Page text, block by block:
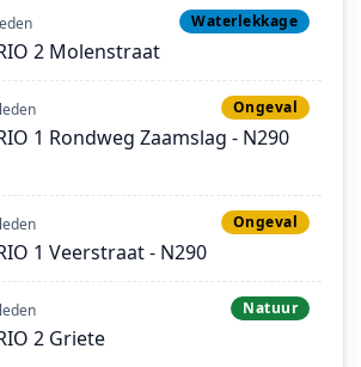
Waterlekkage
2 Molenstraat
Ongeval
1 Rondweg Zaamslag - N290
Ongeval
1 Veerstraat - N290
Natuur
2 Griete